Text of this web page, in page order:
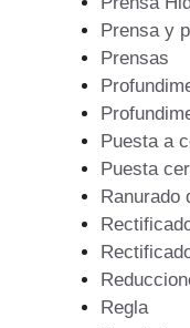
Prensa y
Prensas
Puesta a
Puesta
Ranurado
Regla